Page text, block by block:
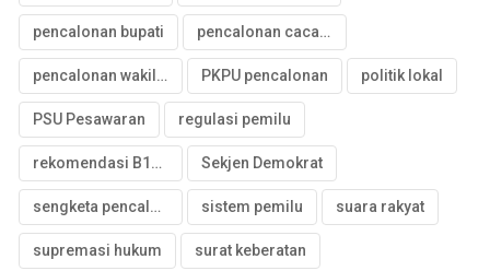
pencalonan bupati pencalonan cacat hukum
pencalonan wakil bupati PKPU pencalonan politik lokal
PSU Pesawaran regulasi pemilu
rekomendasi B1KWK Sekjen Demokrat
sengketa pencalonan sistem pemilu suara rakyat
supremasi hukum surat keberatan